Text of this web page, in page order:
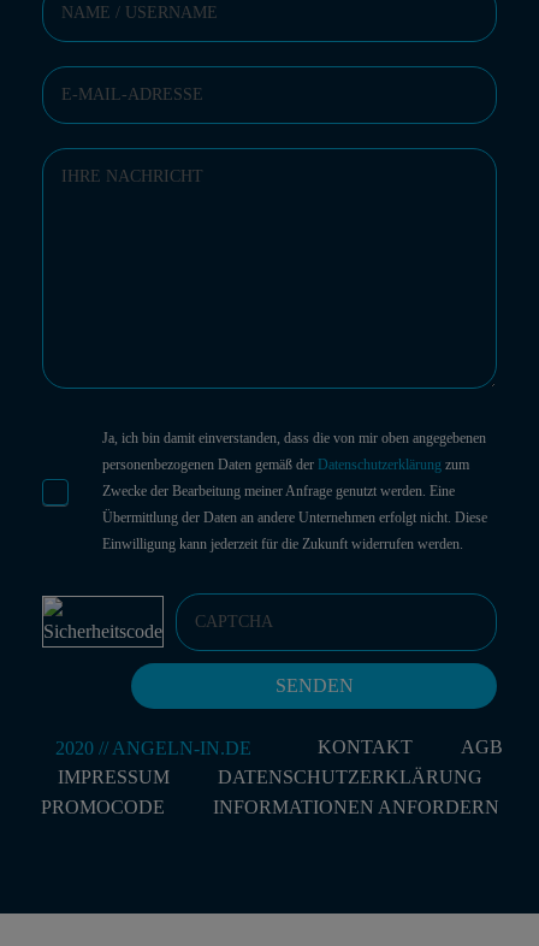
Ja, ich bin damit einverstanden, dass die von mir oben angegebenen
personenbezogenen Daten gemäß der Datenschutzerklärung zum
Zwecke der Bearbeitung meiner Anfrage genutzt werden. Eine
Übermittlung der Daten an andere Unternehmen erfolgt nicht. Diese
Einwilligung kann jederzeit für die Zukunft widerrufen werden.
KONTAKT
AGB
IMPRESSUM
DATENSCHUTZERKLÄRUNG
PROMOCODE
INFORMATIONEN ANFORDERN